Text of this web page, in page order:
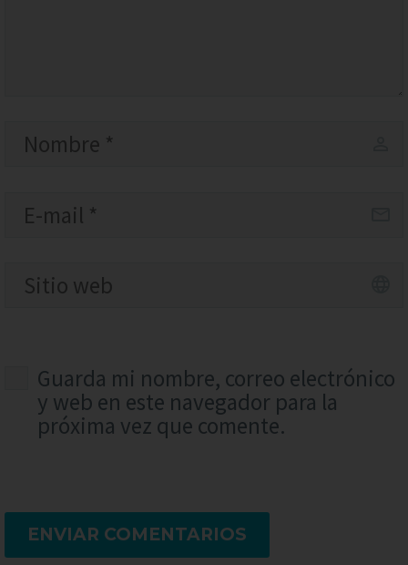
Guarda mi nombre, correo electrónico
y web en este navegador para la
próxima vez que comente.
ENVIAR COMENTARIOS